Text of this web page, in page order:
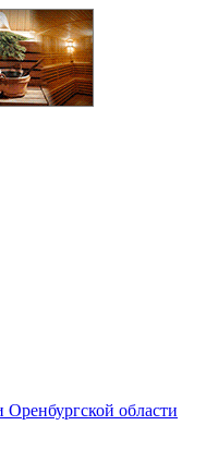
области